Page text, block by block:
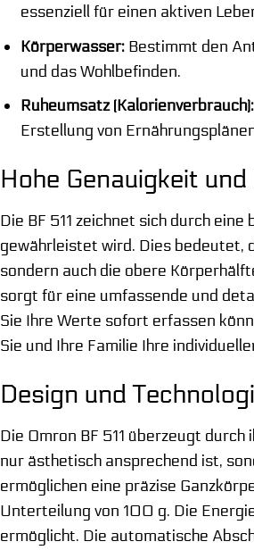
essenziell für einen aktiven
Körperwasser:Bestimmt den
und das Wohlbefinden.
Ruheumsatz (Kalorienverbrauch):
Erstellung von
Hohe Genauigkeit
Die BF 511 zeichnet sich durch
gewährleistet wird. Dies bedeutet,
sondern auch die obere
sorgt für eine umfassende und
Sie Ihre Werte sofort erfassen
Sie und Ihre Familie Ihre
Design und
Die Omron BF 511 überzeugt
nur ästhetisch ansprechend ist,
ermöglichen eine präzise
Unterteilung von 100 g. Die
ermöglicht. Die automatische